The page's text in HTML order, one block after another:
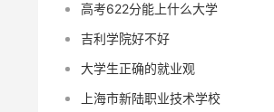
高考622分能上什么大学
吉利学院好不好
大学生正确的就业观
上海市新陆职业技术学校